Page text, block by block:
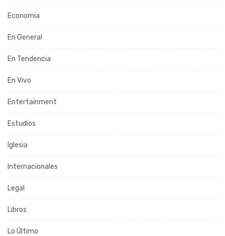
Economia
En General
En Tendencia
En Vivo
Entertainment
Estudios
Iglesia
Internacionales
Legal
Libros
Lo Último